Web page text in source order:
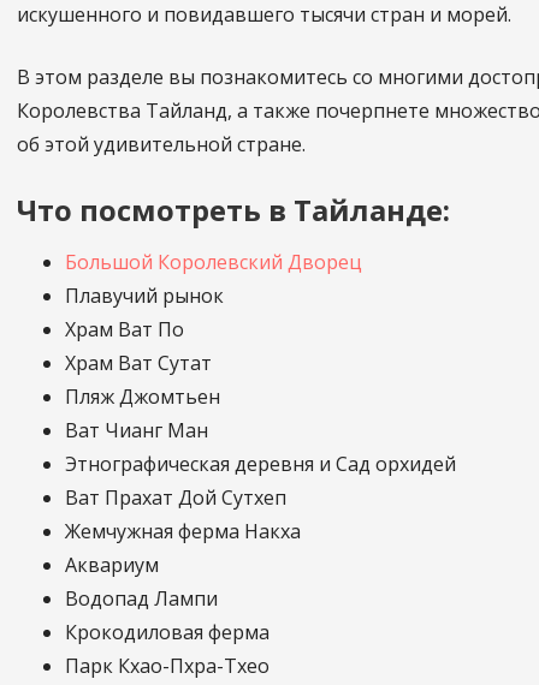
искушенного и повидавшего тысячи стран и морей.
В этом разделе вы познакомитесь со многими
Королевства Тайланд, а также почерпнете
об этой удивительной стране.
Что посмотреть в Тайланде:
Большой Королевский Дворец
Плавучий рынок
Храм Ват По
Храм Ват Сутат
Пляж Джомтьен
Ват Чианг Ман
Этнографическая деревня и Сад орхидей
Ват Прахат Дой Сутхеп
Жемчужная ферма Накха
Аквариум
Водопад Лампи
Крокодиловая ферма
Парк Кхао-Пхра-Тхео